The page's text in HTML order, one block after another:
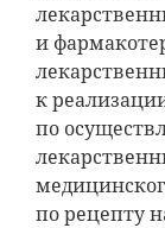
и
к
по
по рецепту